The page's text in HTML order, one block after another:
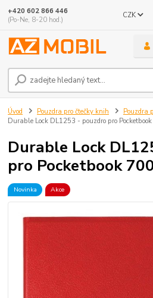
CZK
+420 602 866 446
(Po-Ne, 8-20 hod.)
Úvod Pouzdra pro čtečky knih
Pouzdra
Durable Lock DL1253 - pouzdro pro
Durable Lock
pro Pocketbook
Novinka Akce